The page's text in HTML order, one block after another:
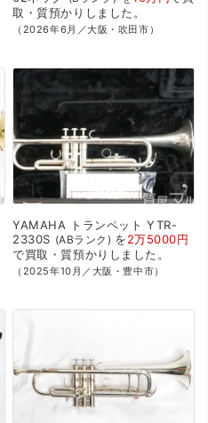
取・質預かり しました。
（2026年6月／大阪・吹田市）
YAMAHA トランペット YTR-
2330S
ABランク を2万5000円
で買取・質預かり しました。
（2025年10月／大阪・豊中市）